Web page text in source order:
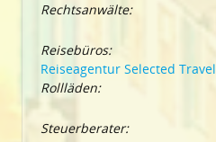
Rechtsanwälte:
Reisebüros:
Reiseagentur Selected Travel
Rollläden:
Steuerberater: